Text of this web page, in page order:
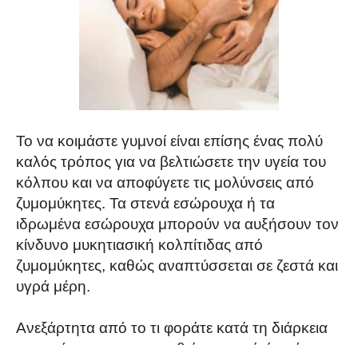
Το να κοιμάστε γυμνοί είναι επίσης ένας πολύ
καλός τρόπος για να βελτιώσετε την υγεία του
κόλπου και να αποφύγετε τις μολύνσεις από
ζυμομύκητες. Τα στενά εσώρουχα ή τα
ιδρωμένα εσώρουχα μπορούν να αυξήσουν τον
κίνδυνο μυκητιασική κολπίτιδας από
ζυμομύκητες, καθώς αναπτύσσεται σε ζεστά και
υγρά μέρη.
Ανεξάρτητα από το τι φοράτε κατά τη διάρκεια